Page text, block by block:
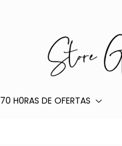
70 H0RAS DE OFERTAS